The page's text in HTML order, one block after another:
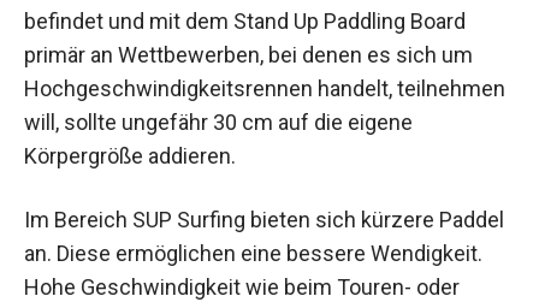
befindet und mit dem Stand Up Paddling Board
primär an Wettbewerben, bei denen es sich um
Hochgeschwindigkeitsrennen handelt, teilnehmen
will, sollte ungefähr 30 cm auf die eigene
Körpergröße addieren.
Im Bereich SUP Surfing bieten sich kürzere Paddel
an. Diese ermöglichen eine bessere Wendigkeit.
Hohe Geschwindigkeit wie beim Touren- oder